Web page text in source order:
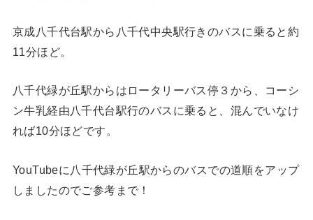
京成八千代台駅から八千代中央駅行きのバスに乗ると約
11分ほど。
八千代緑が丘駅からはロータリーバス停３から、コーシ
ン牛乳経由八千代台駅行のバスに乗ると、混んでいなけ
れば10分ほどです。
YouTubeに八千代緑が丘駅からのバスでの道順をアップ
しましたのでご参考まで！